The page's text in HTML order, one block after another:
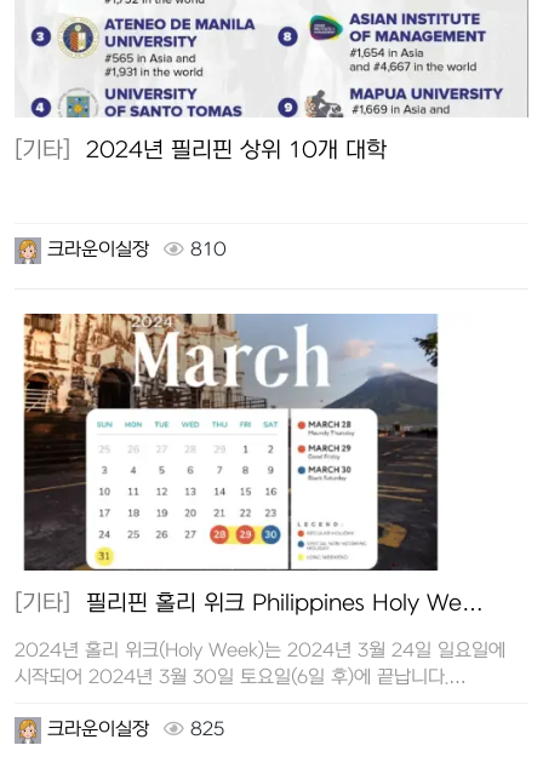
[기타] 2024년 필리핀 상위 10개 대학
크라운이실장 810
[기타] 필리핀 홀리 위크 Philippines Holy We…
2024년 홀리 위크(Holy Week)는 2024년 3월 24일 일요일에
시작되어 2024년 3월 30일 토요일(6일 후)에 끝납니다.
크라운이실장
825